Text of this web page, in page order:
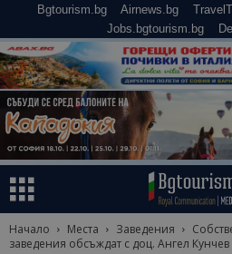
Bgtourism.bg Airnews.bg
Jobs.bgtourism.bg
Начало Места Заведения
заведения обсъждат с доц. Ангел